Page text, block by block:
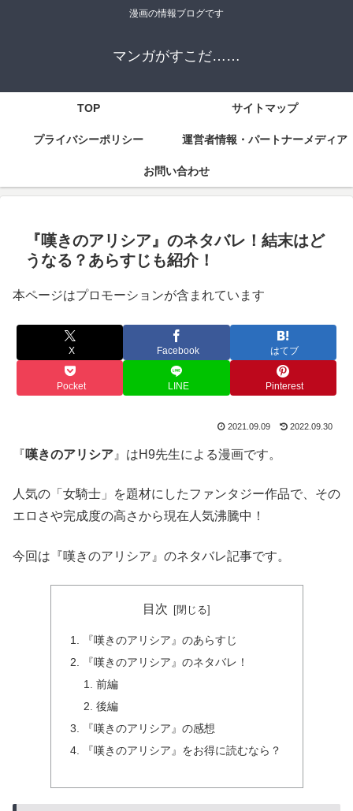
漫画の情報ブログです
マンガがすこだ……
TOP サイトマップ
プライバシーポリシー 運営者情報・パートナーメディア
お問い合わせ
『嘆きのアリシア』のネタバレ！結末はど
うなる？あらすじも紹介！
本ページはプロモーションが含まれています
X Facebook はてブ
Pocket LINE Pinterest
2021.09.09 2022.09.30
『嘆きのアリシア 』はH9先生による漫画です。
人気の「女騎士」を題材にしたファンタジー作品で、その
エロさや完成度の高さから現在人気沸騰中！
今回は『嘆きのアリシア』のネタバレ記事です。
目次
『嘆きのアリシア』のあらすじ
『嘆きのアリシア』のネタバレ！
前編
後編
『嘆きのアリシア』の感想
『嘆きのアリシア』をお得に読むなら？